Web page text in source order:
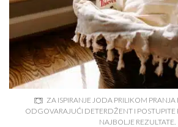
ZA ISPIRANJE JODA PRILIKOM PRANJA
ODGOVARAJUĆI DETERDŽENT I
NAJBOLJE REZULTATE.